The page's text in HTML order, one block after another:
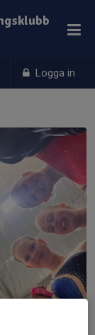
Logga in